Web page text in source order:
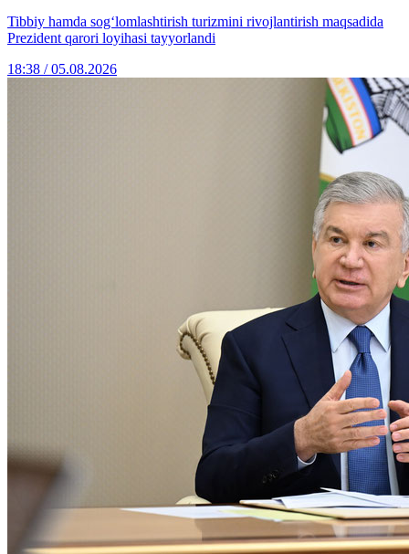
Tibbiy hamda sog‘lomlashtirish turizmini rivojlantirish maqsadida
Prezident qarori loyihasi tayyorlandi
18:38 / 05.08.2026